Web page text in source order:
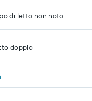
di letto non noto
doppio